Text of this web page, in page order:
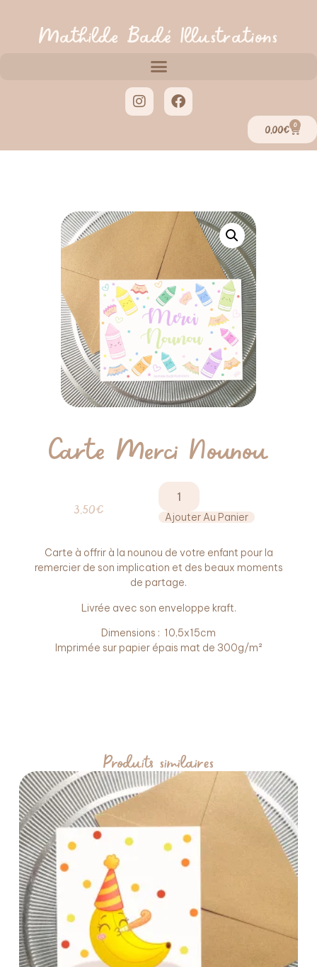
Mathilde Badé Illustrations
0,00€
0
Carte Merci Nounou
3,50€
Ajouter Au Panier
Carte à offrir à la nounou de votre enfant pour la
remercier de son implication et des beaux moments
de partage.
Livrée avec son enveloppe kraft.
Dimensions : 10,5x15cm
Imprimée sur papier épais mat de 300g/m²
Produits similaires